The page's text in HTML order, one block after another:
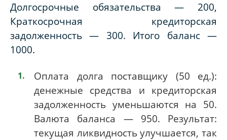
Долгосрочные обязательства — 200,
Краткосрочная кредиторская
задолженность — 300. Итого баланс —
1000.
Оплата долга поставщику (50 ед.):
денежные средства и кредиторская
задолженность уменьшаются на 50.
Валюта баланса — 950. Результат:
текущая ликвидность улучшается, так